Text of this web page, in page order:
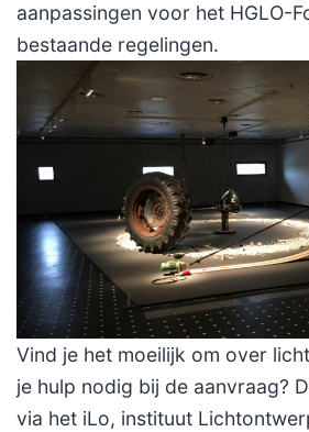
aanpassingen voor het HGLO-
bestaande regelingen.
Vind je het moeilijk om over
je hulp nodig bij de aanvraag?
via het iLo, instituut